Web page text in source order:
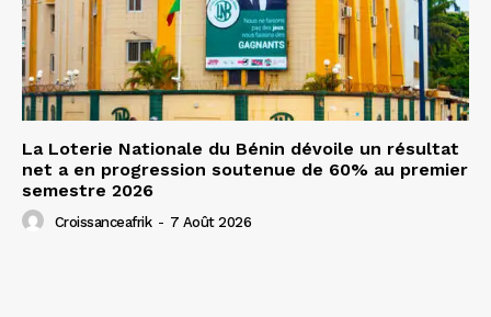
La Loterie Nationale du Bénin dévoile un résultat
net a en progression soutenue de 60% au premier
semestre 2026
Croissanceafrik - 7 Août 2026